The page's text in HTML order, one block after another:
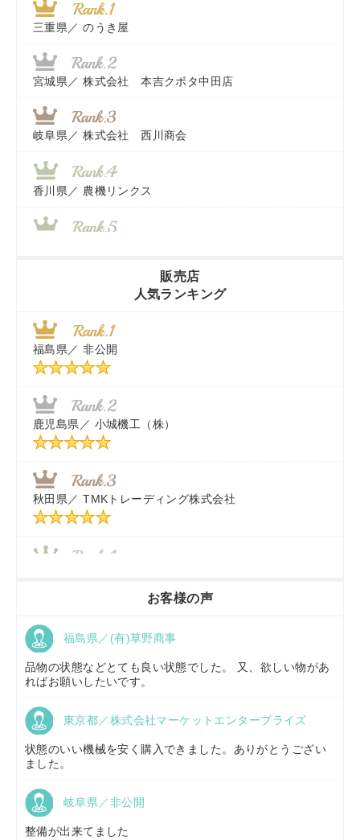
三重県／ のうき屋
宮城県／ 株式会社 本吉クボタ中田店
岐阜県／ 株式会社 西川商会
香川県／ 農機リンクス
近江商事合同会社：「茨城中古農建機販売」
千葉県／ 株式会社テクノ・タカ
福岡県／株式会社カドワキ機械（旧ナカガワ農機商会）
東京都／
秋田県／ TMKトレーディング株式会社
販売店
人気ランキング
福島県／ 非公開
鹿児島県／ 小城機工（株）
秋田県／ TMKトレーディング株式会社
京都府／
福島県／(有)草野商事
山形県／株式会社ノーキステージ
お客様の声
福島県／(有)草野商事
品物の状態などとても良い状態でした。 又、欲しい物があ
ればお願いしたいです。
東京都／株式会社マーケットエンタープライズ
状態のいい機械を安く購入できました。ありがとうござい
ました。
岐阜県／非公開
整備が出来てました